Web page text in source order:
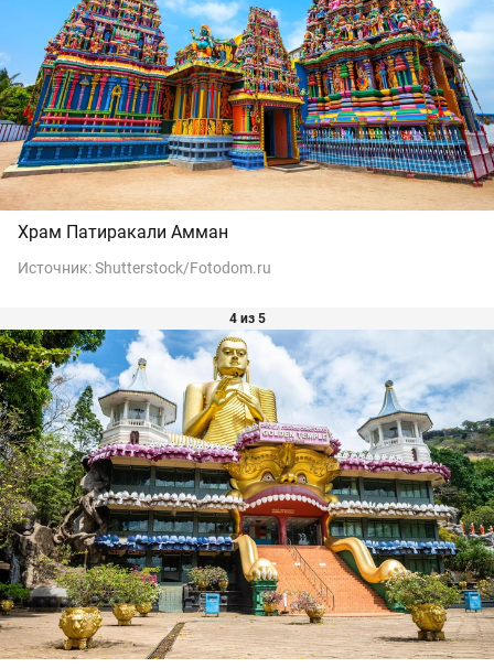
Храм Патиракали Амман
Источник:Shutterstock/Fotodom.ru
4 из 5